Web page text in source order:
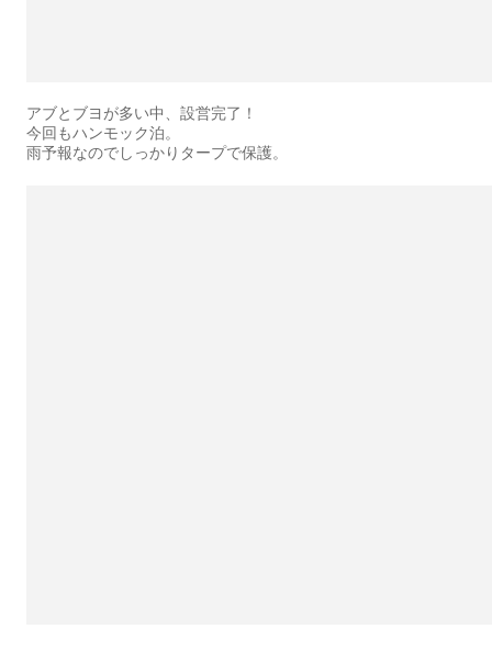
アブとブヨが多い中、設営完了！
今回もハンモック泊。
雨予報なのでしっかりタープで保護。